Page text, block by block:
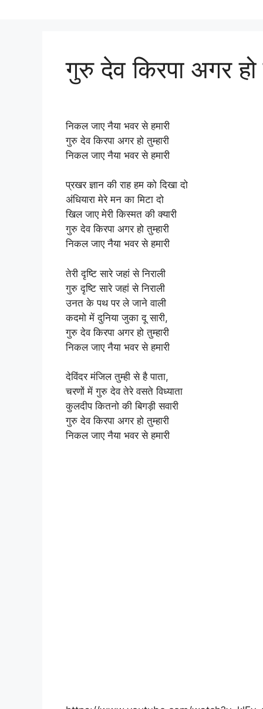
गुरु देव किरपा अगर हो
निकल जाए नैया भवर से हमारी
गुरु देव किरपा अगर हो तुम्हारी
निकल जाए नैया भवर से हमारी
प्रखर ज्ञान की राह हम को दिखा दो
अंधियारा मेरे मन का मिटा दो
खिल जाए मेरी किस्मत की क्यारी
गुरु देव किरपा अगर हो तुम्हारी
निकल जाए नैया भवर से हमारी
तेरी दृष्टि सारे जहां से निराली
गुरु दृष्टि सारे जहां से निराली
उनत के पथ पर ले जाने वाली
कदमो में दुनिया जुका दू सारी,
गुरु देव किरपा अगर हो तुम्हारी
निकल जाए नैया भवर से हमारी
देविंदर मंजिल तुम्ही से है पाता,
चरणों में गुरु देव तेरे वसते विध्याता
कुलदीप कितनो की बिगड़ी सवारी
गुरु देव किरपा अगर हो तुम्हारी
निकल जाए नैया भवर से हमारी